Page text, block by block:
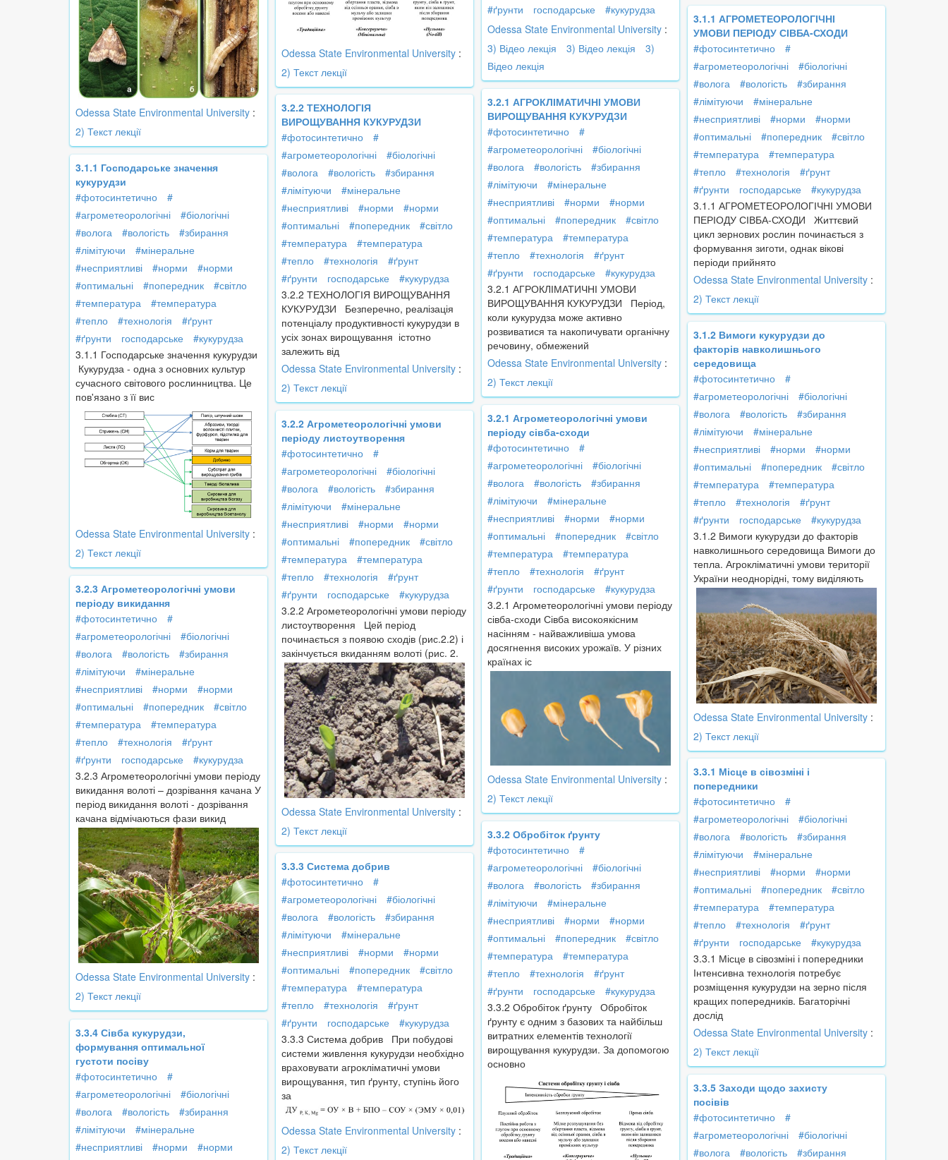
Odessa State Environmental University :
2) Текст лекції
Odessa State Environmental University :
2) Текст лекції
#ґрунти
господарське
#кукурудза
Odessa State Environmental University :
3) Відео лекція
3) Відео лекція
3)
Відео лекція
3.1.1 АГРОМЕТЕОРОЛОГІЧНІ
УМОВИ ПЕРІОДУ СІВБА-СХОДИ
#фотосинтетично
#
#агрометеорологічні
#біологічні
#волога
#вологість
#збирання
#лімітуючи
#мінеральне
#несприятливі
#норми
#норми
#оптимальні
#попередник
#світло
#температура
#температура
#тепло
#технологія
#ґрунт
#ґрунти
господарське
#кукурудза
3.1.1 АГРОМЕТЕОРОЛОГІЧНІ УМОВИ
ПЕРІОДУ СІВБА-СХОДИ Життєвий
цикл зернових рослин починається з
формування зиготи, однак вікові
періоди прийнято
Odessa State Environmental University :
2) Текст лекції
3.2.1 АГРОКЛІМАТИЧНІ УМОВИ
ВИРОЩУВАННЯ КУКУРУДЗИ
#фотосинтетично
#
#агрометеорологічні
#біологічні
#волога
#вологість
#збирання
#лімітуючи
#мінеральне
#несприятливі
#норми
#норми
#оптимальні
#попередник
#світло
#температура
#температура
#тепло
#технологія
#ґрунт
#ґрунти
господарське
#кукурудза
3.2.1 АГРОКЛІМАТИЧНІ УМОВИ
ВИРОЩУВАННЯ КУКУРУДЗИ Період,
коли кукурудза може активно
розвиватися та накопичувати органічну
речовину, обмежений
Odessa State Environmental University :
2) Текст лекції
3.2.2 ТЕХНОЛОГІЯ
ВИРОЩУВАННЯ КУКУРУДЗИ
#фотосинтетично
#
#агрометеорологічні
#біологічні
#волога
#вологість
#збирання
#лімітуючи
#мінеральне
#несприятливі
#норми
#норми
#оптимальні
#попередник
#світло
#температура
#температура
#тепло
#технологія
#ґрунт
#ґрунти
господарське
#кукурудза
3.2.2 ТЕХНОЛОГІЯ ВИРОЩУВАННЯ
КУКУРУДЗИ Безперечно, реалізація
потенціалу продуктивності кукурудзи в
усіх зонах вирощування істотно
залежить від
Odessa State Environmental University :
2) Текст лекції
3.1.1 Господарське значення
кукурудзи
#фотосинтетично
#
#агрометеорологічні
#біологічні
#волога
#вологість
#збирання
#лімітуючи
#мінеральне
#несприятливі
#норми
#норми
#оптимальні
#попередник
#світло
#температура
#температура
#тепло
#технологія
#ґрунт
#ґрунти
господарське
#кукурудза
3.1.1 Господарське значення кукурудзи
Кукурудза - одна з основних культур
сучасного світового рослинництва. Це
пов'язано з її вис
Odessa State Environmental University :
2) Текст лекції
3.1.2 Вимоги кукурудзи до
факторів навколишнього
середовища
#фотосинтетично
#
#агрометеорологічні
#біологічні
#волога
#вологість
#збирання
#лімітуючи
#мінеральне
#несприятливі
#норми
#норми
#оптимальні
#попередник
#світло
#температура
#температура
#тепло
#технологія
#ґрунт
#ґрунти
господарське
#кукурудза
3.1.2 Вимоги кукурудзи до факторів
навколишнього середовища Вимоги до
тепла. Агрокліматичні умови території
України неоднорідні, тому виділяють
Odessa State Environmental University :
2) Текст лекції
3.2.1 Агрометеорологічні умови
періоду сівба-сходи
#фотосинтетично
#
#агрометеорологічні
#біологічні
#волога
#вологість
#збирання
#лімітуючи
#мінеральне
#несприятливі
#норми
#норми
#оптимальні
#попередник
#світло
#температура
#температура
#тепло
#технологія
#ґрунт
#ґрунти
господарське
#кукурудза
3.2.1 Агрометеорологічні умови періоду
сівба-сходи Сівба високоякісним
насінням - найважливіша умова
досягнення високих урожаїв. У різних
країнах іс
Odessa State Environmental University :
2) Текст лекції
3.2.2 Агрометеорологічні умови
періоду листоутворення
#фотосинтетично
#
#агрометеорологічні
#біологічні
#волога
#вологість
#збирання
#лімітуючи
#мінеральне
#несприятливі
#норми
#норми
#оптимальні
#попередник
#світло
#температура
#температура
#тепло
#технологія
#ґрунт
#ґрунти
господарське
#кукурудза
3.2.2 Агрометеорологічні умови періоду
листоутворення Цей період
починається з появою сходів (рис.2.2) і
закінчується вкиданням волоті (рис. 2.
Odessa State Environmental University :
2) Текст лекції
3.2.3 Агрометеорологічні умови
періоду викидання
#фотосинтетично
#
#агрометеорологічні
#біологічні
#волога
#вологість
#збирання
#лімітуючи
#мінеральне
#несприятливі
#норми
#норми
#оптимальні
#попередник
#світло
#температура
#температура
#тепло
#технологія
#ґрунт
#ґрунти
господарське
#кукурудза
3.2.3 Агрометеорологічні умови періоду
викидання волоті – дозрівання качана У
період викидання волоті - дозрівання
качана відмічаються фази викид
Odessa State Environmental University :
2) Текст лекції
3.3.1 Місце в сівозміні і
попередники
#фотосинтетично
#
#агрометеорологічні
#біологічні
#волога
#вологість
#збирання
#лімітуючи
#мінеральне
#несприятливі
#норми
#норми
#оптимальні
#попередник
#світло
#температура
#температура
#тепло
#технологія
#ґрунт
#ґрунти
господарське
#кукурудза
3.3.1 Місце в сівозміні і попередники
Інтенсивна технологія потребує
розміщення кукурудзи на зерно після
кращих попередників. Багаторічні
дослід
Odessa State Environmental University :
2) Текст лекції
3.3.2 Обробіток ґрунту
#фотосинтетично
#
#агрометеорологічні
#біологічні
#волога
#вологість
#збирання
#лімітуючи
#мінеральне
#несприятливі
#норми
#норми
#оптимальні
#попередник
#світло
#температура
#температура
#тепло
#технологія
#ґрунт
#ґрунти
господарське
#кукурудза
3.3.2 Обробіток ґрунту Обробіток
ґрунту є одним з базових та найбільш
витратних елементів технології
вирощування кукурудзи. За допомогою
основно
3.3.3 Система добрив
#фотосинтетично
#
#агрометеорологічні
#біологічні
#волога
#вологість
#збирання
#лімітуючи
#мінеральне
#несприятливі
#норми
#норми
#оптимальні
#попередник
#світло
#температура
#температура
#тепло
#технологія
#ґрунт
#ґрунти
господарське
#кукурудза
3.3.3 Система добрив При побудові
системи живлення кукурудзи необхідно
враховувати агрокліматичні умови
вирощування, тип ґрунту, ступінь його
за
Odessa State Environmental University :
2) Текст лекції
3.3.4 Сівба кукурудзи,
формування оптимальної
густоти посіву
#фотосинтетично
#
#агрометеорологічні
#біологічні
#волога
#вологість
#збирання
#лімітуючи
#мінеральне
#несприятливі
#норми
#норми
3.3.5 Заходи щодо захисту
посівів
#фотосинтетично
#
#агрометеорологічні
#біологічні
#волога
#вологість #збирання